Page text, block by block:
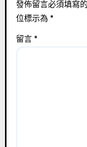
發佈留言必須填寫
位標示為 *
留言 *